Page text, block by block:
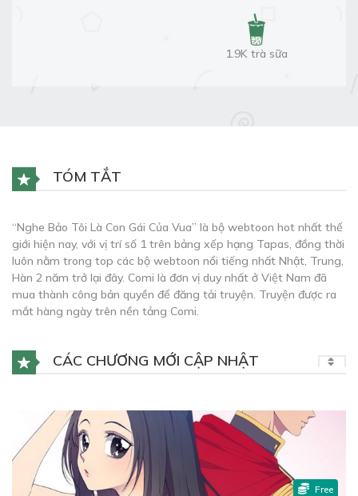
1.9K trà sữa
TÓM TẮT
“Nghe Bảo Tôi Là Con Gái Của Vua” là bộ webtoon hot nhất thế
giới hiện nay, với vị trí số 1 trên bảng xếp hạng Tapas, đồng thời
luôn nằm trong top các bộ webtoon nổi tiếng nhất Nhật, Trung,
Hàn 2 năm trở lại đây. Comi là đơn vị duy nhất ở Việt Nam đã
mua thành công bản quyền để đăng tải truyện. Truyện được ra
mắt hàng ngày trên nền tảng Comi.
CÁC CHƯƠNG MỚI CẬP NHẬT
Free